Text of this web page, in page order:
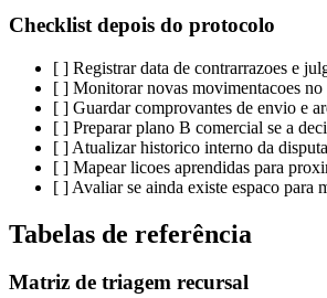
Checklist depois do protocolo
[ ] Registrar data de contrarrazoes e
[ ] Monitorar novas movimentacoes no
[ ] Guardar comprovantes de envio e
[ ] Preparar plano B comercial se a
[ ] Atualizar historico interno da disputa
[ ] Mapear licoes aprendidas para
[ ] Avaliar se ainda existe espaco para
Tabelas de referência
Matriz de triagem recursal